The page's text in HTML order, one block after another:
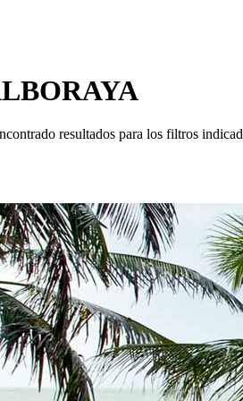
resultados para los filtros